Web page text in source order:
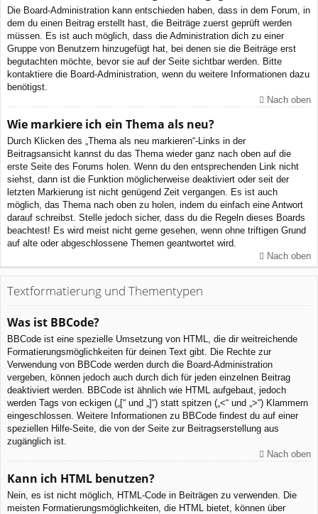
Die Board-Administration kann entschieden haben, dass in dem Forum, in
dem du einen Beitrag erstellt hast, die Beiträge zuerst geprüft werden
müssen. Es ist auch möglich, dass die Administration dich zu einer
Gruppe von Benutzern hinzugefügt hat, bei denen sie die Beiträge erst
begutachten möchte, bevor sie auf der Seite sichtbar werden. Bitte
kontaktiere die Board-Administration, wenn du weitere Informationen dazu
benötigst.
Nach oben
Wie markiere ich ein Thema als neu?
Durch Klicken des „Thema als neu markieren“-Links in der
Beitragsansicht kannst du das Thema wieder ganz nach oben auf die
erste Seite des Forums holen. Wenn du den entsprechenden Link nicht
siehst, dann ist die Funktion möglicherweise deaktiviert oder seit der
letzten Markierung ist nicht genügend Zeit vergangen. Es ist auch
möglich, das Thema nach oben zu holen, indem du einfach eine Antwort
darauf schreibst. Stelle jedoch sicher, dass du die Regeln dieses Boards
beachtest! Es wird meist nicht gerne gesehen, wenn ohne triftigen Grund
auf alte oder abgeschlossene Themen geantwortet wird.
Nach oben
Textformatierung und Thementypen
Was ist BBCode?
BBCode ist eine spezielle Umsetzung von HTML, die dir weitreichende
Formatierungsmöglichkeiten für deinen Text gibt. Die Rechte zur
Verwendung von BBCode werden durch die Board-Administration
vergeben, können jedoch auch durch dich für jeden einzelnen Beitrag
deaktiviert werden. BBCode ist ähnlich wie HTML aufgebaut, jedoch
werden Tags von eckigen („[“ und „]“) statt spitzen („<“ und „>“) Klammern
eingeschlossen. Weitere Informationen zu BBCode findest du auf einer
speziellen Hilfe-Seite, die von der Seite zur Beitragserstellung aus
zugänglich ist.
Nach oben
Kann ich HTML benutzen?
Nein, es ist nicht möglich, HTML-Code in Beiträgen zu verwenden. Die
meisten Formatierungsmöglichkeiten, die HTML bietet, können über